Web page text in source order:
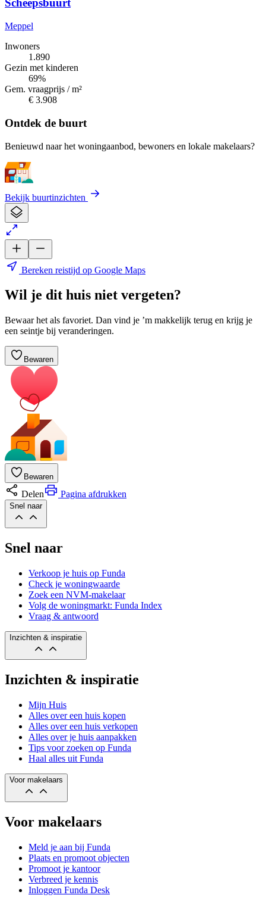
Scheepsbuurt
Meppel
Inwoners
1.890
Gezin met kinderen
69%
Gem. vraagprijs / m²
€ 3.908
Ontdek de buurt
Benieuwd naar het woningaanbod, bewoners en lokale makelaars?
Bekijk buurtinzichten
Bereken reistijd op Google Maps
Wil je dit huis niet vergeten?
Bewaar het als favoriet. Dan vind je ’m makkelijk terug en krijg je
een seintje bij veranderingen.
Bewaren
Bewaren
Delen Pagina afdrukken
Snel naar
Snel naar
Verkoop je huis op Funda
Check je woningwaarde
Zoek een NVM-makelaar
Volg de woningmarkt: Funda Index
Vraag & antwoord
Inzichten & inspiratie
Inzichten & inspiratie
Mijn Huis
Alles over een huis kopen
Alles over een huis verkopen
Alles over je huis aanpakken
Tips voor zoeken op Funda
Haal alles uit Funda
Voor makelaars
Voor makelaars
Meld je aan bij Funda
Plaats en promoot objecten
Promoot je kantoor
Verbreed je kennis
Inloggen Funda Desk